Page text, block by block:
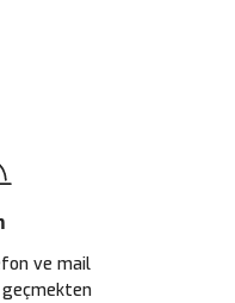
ve mail